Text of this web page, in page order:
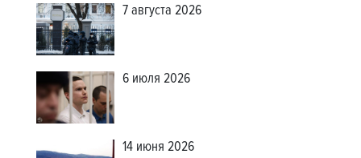
7 августа 2026
6 июля 2026
14 июня 2026